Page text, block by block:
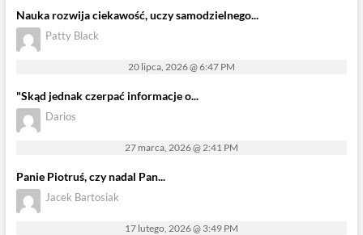
Nauka rozwija ciekawość, uczy samodzielnego...
Patty Black
20 lipca, 2026 @ 6:47 PM
"Skąd jednak czerpać informacje o...
Darios
27 marca, 2026 @ 2:41 PM
Panie Piotruś, czy nadal Pan...
Jacek Bartosiak
17 lutego, 2026 @ 3:49 PM